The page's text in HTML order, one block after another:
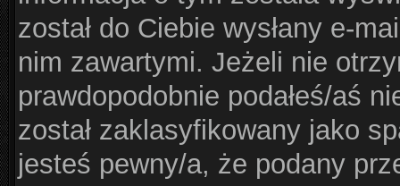
został do Ciebie wysłany e-
nim zawartymi. Jeżeli nie
prawdopodobnie podałeś/aś
został zaklasyfikowany jako
jesteś pewny/a, że podany